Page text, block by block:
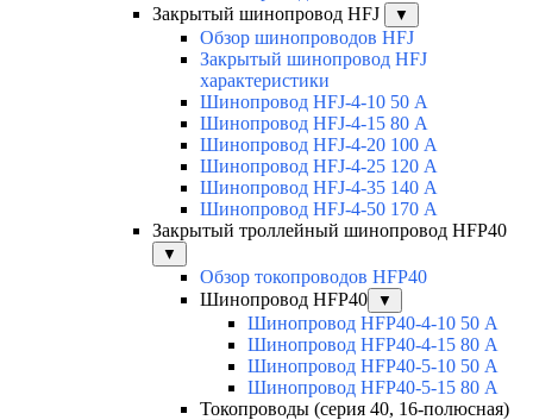
Закрытый шинопровод HFJ
▼
Обзор шинопроводов HFJ
Закрытый шинопровод HFJ
характеристики
Шинопровод HFJ-4-10 50 А
Шинопровод HFJ-4-15 80 А
Шинопровод HFJ-4-20 100 А
Шинопровод HFJ-4-25 120 А
Шинопровод HFJ-4-35 140 А
Шинопровод HFJ-4-50 170 А
Закрытый троллейный шинопровод HFP40
▼
Обзор токопроводов HFP40
Шинопровод HFP40
▼
Шинопровод HFP40-4-10 50 А
Шинопровод HFP40-4-15 80 А
Шинопровод HFP40-5-10 50 А
Шинопровод HFP40-5-15 80 А
Токопроводы (серия 40, 16-полюсная)